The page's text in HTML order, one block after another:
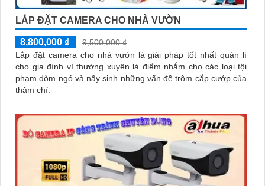
LẮP ĐẶT CAMERA CHO NHÀ VƯỜN
8,800,000 ₫
9,500,000 ₫
Lắp đặt camera cho nhà vườn là giải pháp tốt nhất quản lí
cho gia đình vì thường xuyên là điểm nhắm cho các loại tội
phạm dòm ngó và nẩy sinh những vấn đề trộm cắp cướp của
thậm chí.